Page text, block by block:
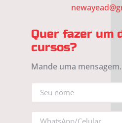
Quer fazer um
cursos?
Mande uma mensagem.